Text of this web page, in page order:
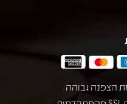
הצפנה גבוהה